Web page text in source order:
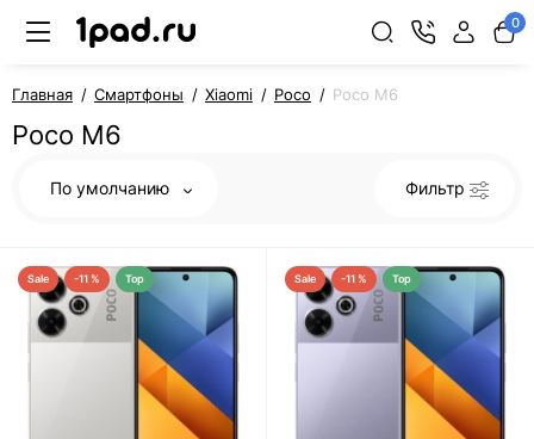
0
Главная Смартфоны Xiaomi Poco Poco M6
Poco M6
По умолчанию Фильтр
Sale -11 % Top Sale -11 % Top